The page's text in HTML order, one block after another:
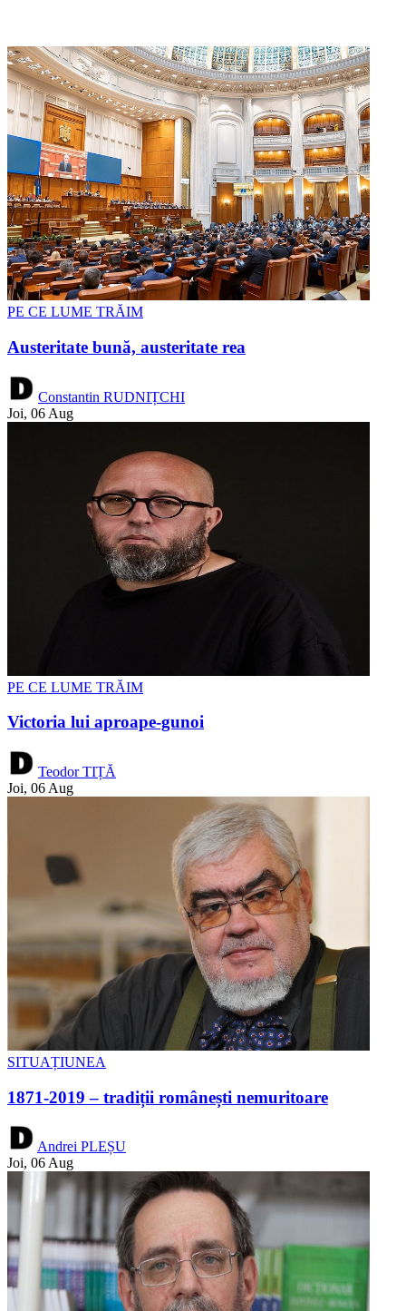
PE CE LUME TRĂIM
Austeritate bună, austeritate rea
Constantin RUDNIȚCHI
Joi, 06 Aug
PE CE LUME TRĂIM
Victoria lui aproape-gunoi
Teodor TIȚĂ
Joi, 06 Aug
SITUAȚIUNEA
1871-2019 – tradiții românești nemuritoare
Andrei PLEȘU
Joi, 06 Aug